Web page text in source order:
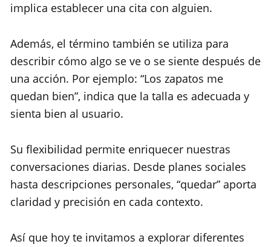
implica establecer una cita con alguien.
Además, el término también se utiliza para
describir cómo algo se ve o se siente después de
una acción. Por ejemplo: “Los zapatos me
quedan bien”, indica que la talla es adecuada y
sienta bien al usuario.
Su flexibilidad permite enriquecer nuestras
conversaciones diarias. Desde planes sociales
hasta descripciones personales, “quedar” aporta
claridad y precisión en cada contexto.
Así que hoy te invitamos a explorar diferentes